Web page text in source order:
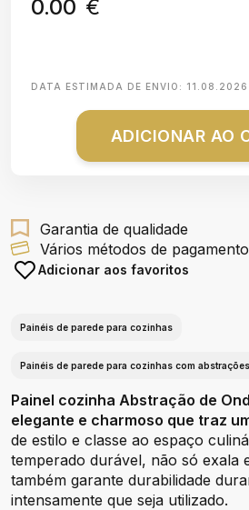
0.00 €
DATA ESTIMADA DE ENVIO: 11.08.2026
ADICIONAR AO
Garantia de qualidade
Vários métodos de pagamento
Adicionar aos favoritos
Painéis de parede para cozinhas
Painéis de parede para cozinhas com
Painel cozinha Abstração de
elegante e charmoso que traz
de estilo e classe ao espaço
temperado durável, não só exala
também garante durabilidade
intensamente que seja utilizado.